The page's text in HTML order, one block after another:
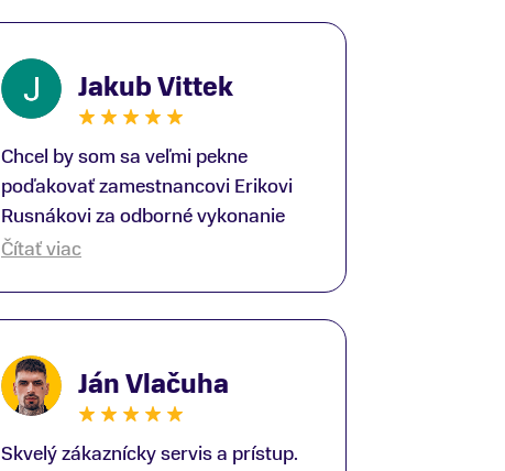
Jakub Vittek
Chcel by som sa veľmi pekne
poďakovať zamestnancovi Erikovi
Rusnákovi za odborné vykonanie
bike-fittingu. Je to super človek na
otázky odpovedal bez zaváhania.
Ešte raz ďakujem.
Čítať viac
Ján Vlačuha
Skvelý zákaznícky servis a prístup.